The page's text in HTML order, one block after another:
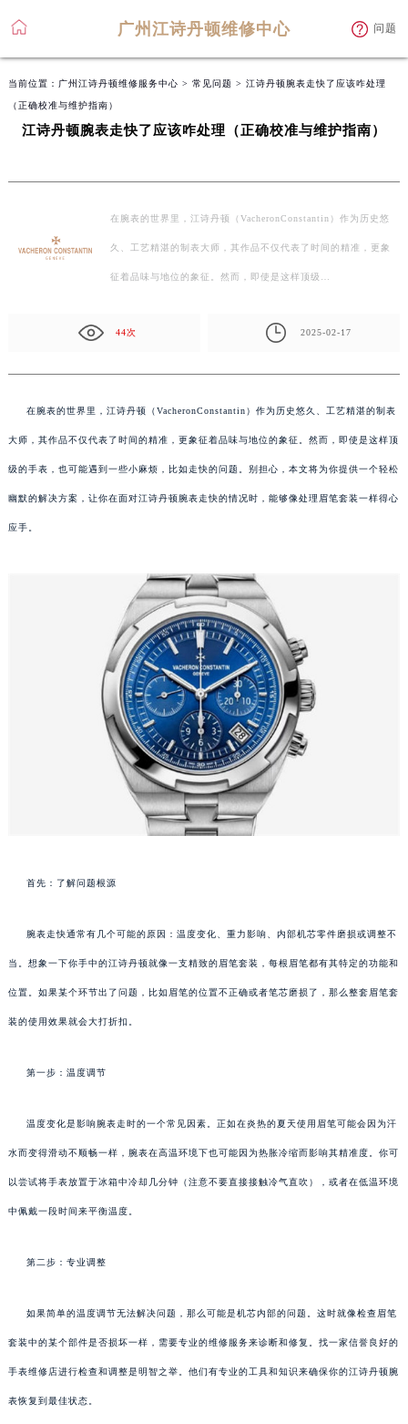
广州江诗丹顿维修中心 问题
当前位置： 广州江诗丹顿维修服务中心 > 常见问题 > 江诗丹顿腕表走快了应该咋处理
（正确校准与维护指南）
江诗丹顿腕表走快了应该咋处理（正确校准与维护指南）
在腕表的世界里，江诗丹顿（VacheronConstantin）作为历史悠
久、工艺精湛的制表大师，其作品不仅代表了时间的精准，更象
征着品味与地位的象征。然而，即使是这样顶级…
44次 2025-02-17
在腕表的世界里，江诗丹顿（VacheronConstantin）作为历史悠久、工艺精湛的制表
大师，其作品不仅代表了时间的精准，更象征着品味与地位的象征。然而，即使是这样顶
级的手表，也可能遇到一些小麻烦，比如走快的问题。别担心，本文将为你提供一个轻松
幽默的解决方案，让你在面对江诗丹顿腕表走快的情况时，能够像处理眉笔套装一样得心
应手。
首先：了解问题根源
腕表走快通常有几个可能的原因：温度变化、重力影响、内部机芯零件磨损或调整不
当。想象一下你手中的江诗丹顿就像一支精致的眉笔套装，每根眉笔都有其特定的功能和
位置。如果某个环节出了问题，比如眉笔的位置不正确或者笔芯磨损了，那么整套眉笔套
装的使用效果就会大打折扣。
第一步：温度调节
温度变化是影响腕表走时的一个常见因素。正如在炎热的夏天使用眉笔可能会因为汗
水而变得滑动不顺畅一样，腕表在高温环境下也可能因为热胀冷缩而影响其精准度。你可
以尝试将手表放置于冰箱中冷却几分钟（注意不要直接接触冷气直吹），或者在低温环境
中佩戴一段时间来平衡温度。
第二步：专业调整
如果简单的温度调节无法解决问题，那么可能是机芯内部的问题。这时就像检查眉笔
套装中的某个部件是否损坏一样，需要专业的维修服务来诊断和修复。找一家信誉良好的
手表维修店进行检查和调整是明智之举。他们有专业的工具和知识来确保你的江诗丹顿腕
表恢复到最佳状态。